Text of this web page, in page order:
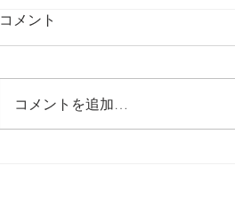
最後の日記です
コメント
コメントを追加…